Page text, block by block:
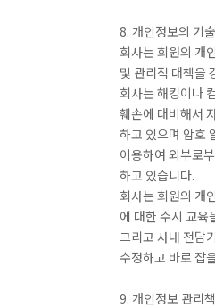
8. 개인정보의 기
회사는 회원의 개
및 관리적 대책을
회사는 해킹이나
훼손에 대비해서
하고 있으며 암호
이용하여 외부로
하고 있습니다.
회사는 회원의 개
에 대한 수시 교육
그리고 사내 전담
수정하고 바로 잡
9. 개인정보 관리